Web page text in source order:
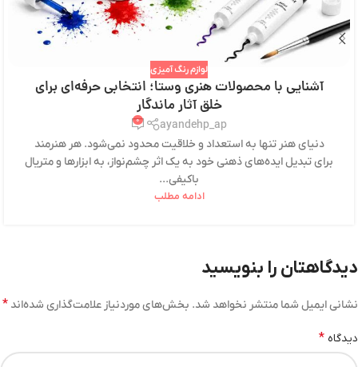
لوازم رنگ آمیزی
آشنایی با محصولات هنری وستا؛ انتخابی حرفه‌ای برای
خلق آثار ماندگار
ayandehp_ap ۰
دنیای هنر تنها به استعداد و خلاقیت محدود نمی‌شود. هر هنرمند
برای تبدیل ایده‌های ذهنی خود به یک اثر چشم‌نواز، به ابزارها و متریال
باکیفی...
ادامه مطلب
دیدگاهتان را بنویسید
نشانی ایمیل شما منتشر نخواهد شد. بخش‌های موردنیاز علامت‌گذاری شده‌اند *
دیدگاه *